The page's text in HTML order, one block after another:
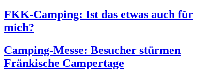
FKK-Camping: Ist das etwas auch für
mich?
Camping-Messe: Besucher stürmen
Fränkische Campertage